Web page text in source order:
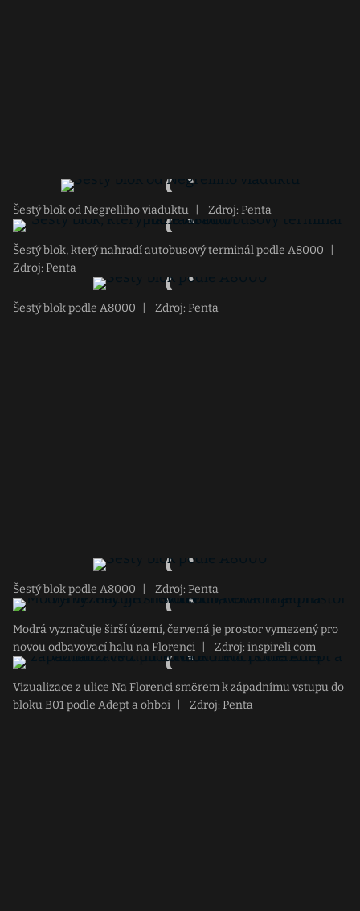
Šestý blok od Negrelliho viaduktu Zdroj: Penta
Šestý blok, který nahradí autobusový terminál podle A8000
Zdroj: Penta
Šestý blok podle A8000 Zdroj: Penta
Šestý blok podle A8000 Zdroj: Penta
Modrá vyznačuje širší území, červená je prostor vymezený pro
novou odbavovací halu na Florenci
Zdroj: inspireli.com
Vizualizace z ulice Na Florenci směrem k západnímu vstupu do
bloku B01 podle Adept a ohboi
Zdroj: Penta